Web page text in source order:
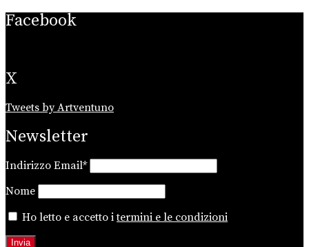
Facebook
X
Tweets by Artventuno
Newsletter
Indirizzo Email*
Nome
Ho letto e accetto itermini e le condizioni